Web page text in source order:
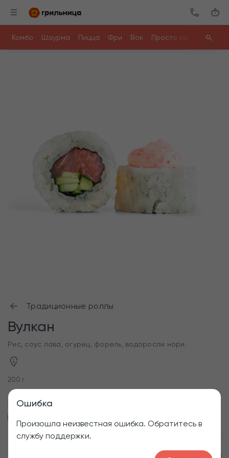
Комбо Шаурма Пицца Фри Вок Просто поесть
Ошибка
Произошла неизвестная ошибка. Обратитесь в
службу поддержки.
Традиционные роллы
Вулкан
Рис, соус лава, огурец, форель, водоросли нори.
200 г
Приборы
₽